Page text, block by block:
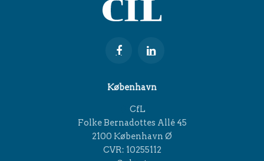
København
CfL
Folke Bernadottes Allé 45
2100 København Ø
CVR: 10255112